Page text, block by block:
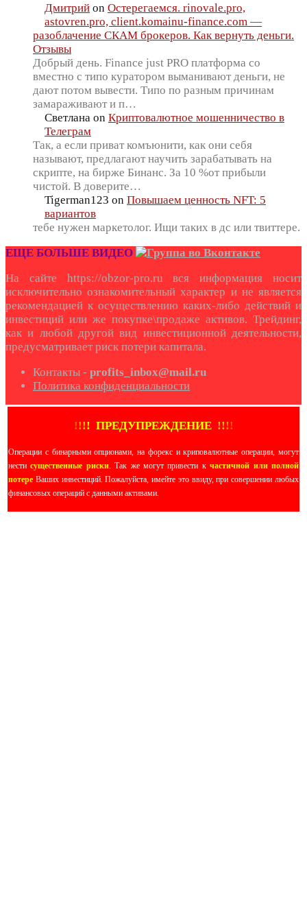
Дмитрий on Остерегаемся. rinovale.pro,
astovren.pro, client.komainu-finance.com —
разоблачение СКАМ брокеров. Как вернуть деньги.
Отзывы
Добрый день. Finance just PRO платформа со
вместно с типо куратором выманивают деньги, не
дают потом вывести. Типо по разным причинам
замараживают и п…
Светлана on Криптовалютное мошенничество в
Телеграм
Так, а если приват комъюнити, как они себя
называют, предлагают научить зарабатывать на
скрипте, на бирже Бинанс. За 10 %от прибыли
чистой. В доверите…
Tigerman123 on Повышаем ценность NFT: 5
вариантов
тебе нужен маркетолог. Ищи таких в дс или твиттере.
ЕЩЕ БОЛЬШЕ ВИДЕО
На сайте https://obzor-pro.ru вся информация носит
исключительно ознакомительный характер и не является
рекомендацией к осуществлению каких-либо действий и
инвестиций или же покупке\продаже активов. Трейдинг,
как и любой другой вид инвестиционной деятельности,
предусматривает риск потери капитала.
Контакты - profits_inbox@mail.ru
Политика конфиденциальности
!!!! ПРЕДУПРЕЖДЕНИЕ !!!!
Операции с бинарными опционами, на форекс и криповалютные операции, могут
нестисущественные риски. Так же могут привести кчастичной или полной
потере Ваших инвестиций. Пожалуйста, имейте это ввиду, при совершении любых
финансовых операций с данными активами.